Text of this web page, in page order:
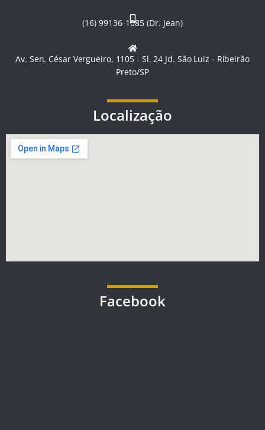
(16) 99136-1085 (Dr. Jean)
Av. Sen. César Vergueiro, 1105 - Sl. 24 Jd. São Luiz - Ribeirão
Preto/SP
Localização
Facebook